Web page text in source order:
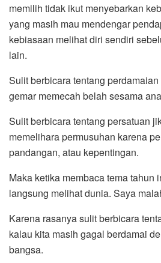
memilih tidak ikut menyebarkan
yang masih mau mendengar
kebiasaan melihat diri sendiri
lain.
Sulit berbicara tentang
gemar memecah belah sesama
Sulit berbicara tentang persatuan
memelihara permusuhan karena
pandangan, atau kepentingan.
Maka ketika membaca tema tahun
langsung melihat dunia. Saya
Karena rasanya sulit berbicara
kalau kita masih gagal berdamai
bangsa.